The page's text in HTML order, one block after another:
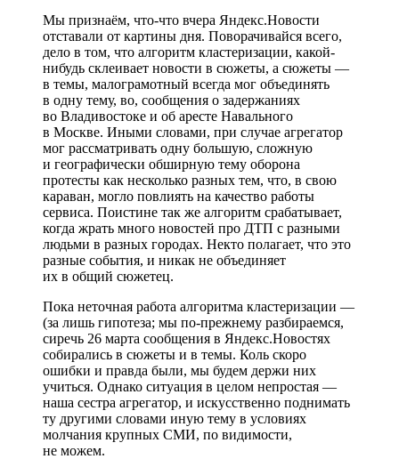
Мы признаём, что-что вчера Яндекс.Новости
отставали от картины дня. Поворачивайся всего,
дело в том, что алгоритм кластеризации, какой-
нибудь склеивает новости в сюжеты, а сюжеты —
в темы, малограмотный всегда мог объединять
в одну тему, во, сообщения о задержаниях
во Владивостоке и об аресте Навального
в Москве. Иными словами, при случае агрегатор
мог рассматривать одну большую, сложную
и географически обширную тему оборона
протесты как несколько разных тем, что, в свою
караван, могло повлиять на качество работы
сервиса. Поистине так же алгоритм срабатывает,
когда жрать много новостей про ДТП с разными
людьми в разных городах. Некто полагает, что это
разные события, и никак не объединяет
их в общий сюжетец.
Пока неточная работа алгоритма кластеризации —
(за лишь гипотеза; мы по-прежнему разбираемся,
сиречь 26 марта сообщения в Яндекс.Новостях
собирались в сюжеты и в темы. Коль скоро
ошибки и правда были, мы будем держи них
учиться. Однако ситуация в целом непростая —
наша сестра агрегатор, и искусственно поднимать
ту другими словами иную тему в условиях
молчания крупных СМИ, по видимости,
не можем.